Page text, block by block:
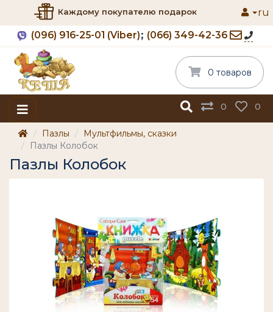
Каждому покупателю подарок
(096) 916-25-01 (Viber) (066) 349-42-36
ru
0 0
0 товаров
Пазлы
Мультфильмы, сказки
Пазлы Колобок
Пазлы Колобок